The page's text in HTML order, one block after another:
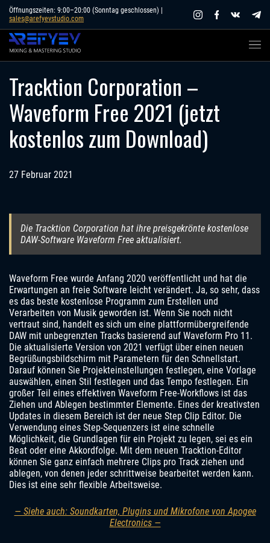
Skip
content
Öffnungszeiten: 9:00–20:00 (Sonntag geschlossen) |
sales@arefyevstudio.com
Tracktion Corporation –
Waveform Free 2021 (jetzt
kostenlos zum Download)
27 Februar 2021
Die Tracktion Corporation hat ihre preisgekrönte kostenlose
DAW-Software Waveform Free aktualisiert.
Waveform Free wurde Anfang 2020 veröffentlicht und hat die
Erwartungen an freie Software leicht verändert. Ja, so sehr, dass
es das beste kostenlose Programm zum Erstellen und
Verarbeiten von Musik geworden ist. Wenn Sie noch nicht
vertraut sind, handelt es sich um eine plattformübergreifende
DAW mit unbegrenzten Tracks basierend auf Waveform Pro 11.
Die aktualisierte Version von 2021 verfügt über einen neuen
Begrüßungsbildschirm mit Parametern für den Schnellstart.
Darauf können Sie Projekteinstellungen festlegen, eine Vorlage
auswählen, einen Stil festlegen und das Tempo festlegen. Ein
großer Teil eines effektiven Waveform Free-Workflows ist das
Ziehen und Ablegen bestimmter Elemente. Eines der kreativsten
Updates in diesem Bereich ist der neue Step Clip Editor. Die
Verwendung eines Step-Sequenzers ist eine schnelle
Möglichkeit, die Grundlagen für ein Projekt zu legen, sei es ein
Beat oder eine Akkordfolge. Mit dem neuen Tracktion-Editor
können Sie ganz einfach mehrere Clips pro Track ziehen und
ablegen, von denen jeder schrittweise bearbeitet werden kann.
Dies ist eine sehr flexible Arbeitsweise.
— Siehe auch: Soundkarten, Plugins und Mikrofone von Apogee
Electronics —